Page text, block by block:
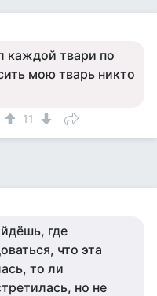
каждой твари по
мою тварь никто
11
где
что эта
то ли
но не